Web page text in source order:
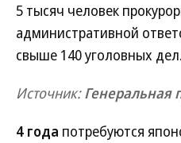
5 тысяч человек
административной
свыше 140 уголовных дел.
Источник:Генеральная
4 года потребуются